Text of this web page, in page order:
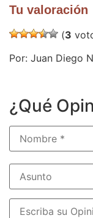
Tu valoración
(3
Por: Juan Diego
¿Qué